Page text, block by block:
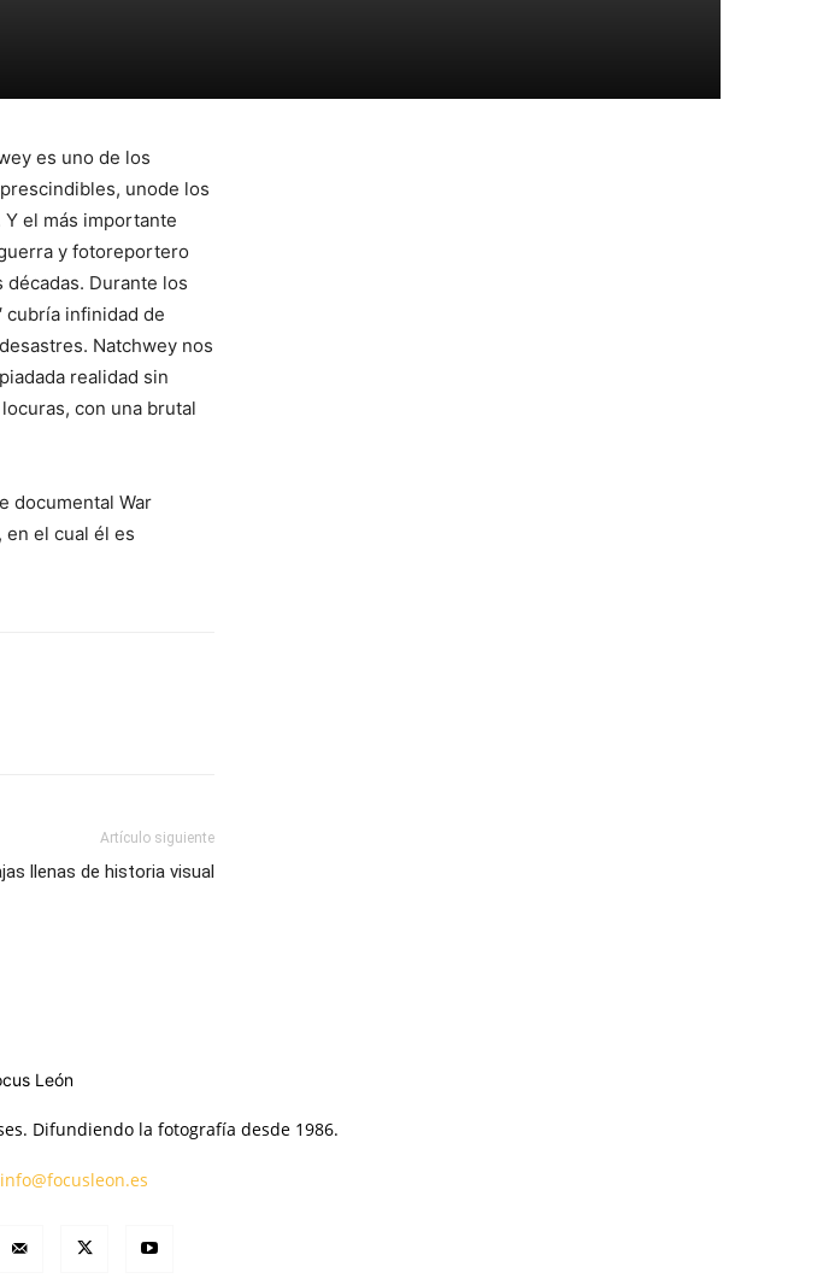
es uno de los
unode los
Y el más importante
y fotoreportero
décadas. Durante los
cubría infinidad de
Natchwey nos
realidad sin
con una brutal
documental War
el cual él es
Artículo siguiente
llenas de historia visual
Difundiendo la fotografía desde 1986.
info@focusleon.es